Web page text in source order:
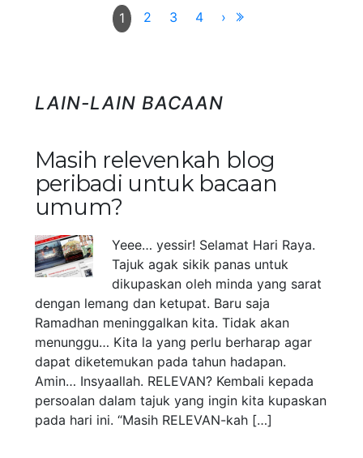
1 2 3 4 ›
LAIN-LAIN BACAAN
Masih relevenkah blog
peribadi untuk bacaan
umum?
Yeee… yessir! Selamat Hari Raya.
Tajuk agak sikik panas untuk
dikupaskan oleh minda yang sarat
dengan lemang dan ketupat. Baru saja
Ramadhan meninggalkan kita. Tidak akan
menunggu… Kita la yang perlu berharap agar
dapat diketemukan pada tahun hadapan.
Amin… Insyaallah. RELEVAN? Kembali kepada
persoalan dalam tajuk yang ingin kita kupaskan
pada hari ini. “Masih RELEVAN-kah […]